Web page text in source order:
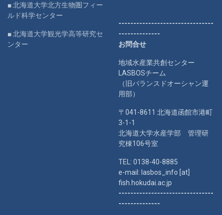
■ 北海道大学北方生物圏フィー
ルド科学センター
■ 北海道大学観光学高等研究セ
ンター
--------------------------------
--------------
お問合せ
地域水産業共創センター
LASBOSチーム
（旧バランスドオーシャン運
用部）
〒041-8611 北海道函館市港町
3-1-1
北海道大学水産学部 管理研
究棟106号室
TEL: 0138-40-8885
e-mail: lasbos_info [at]
fish.hokudai.ac.jp
--------------------------------
--------------